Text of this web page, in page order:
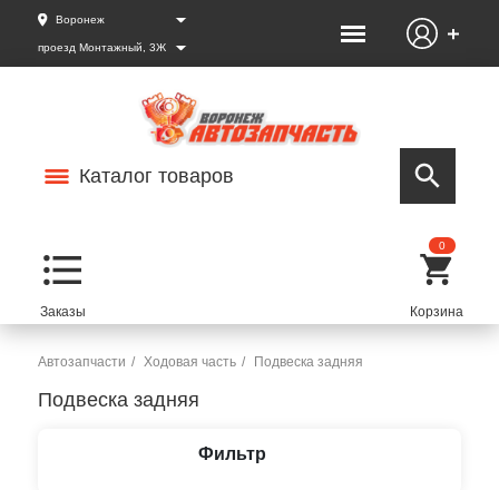
Воронеж
проезд Монтажный, 3Ж
Каталог товаров
0
Автозапчасти Ходовая часть Подвеска задняя
Подвеска задняя
Фильтр